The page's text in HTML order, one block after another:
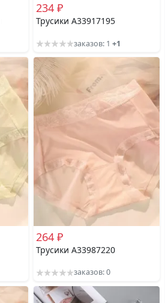
234 ₽
Трусики A33917195
заказов: 1+1
264 ₽
Трусики A33987220
заказов: 0